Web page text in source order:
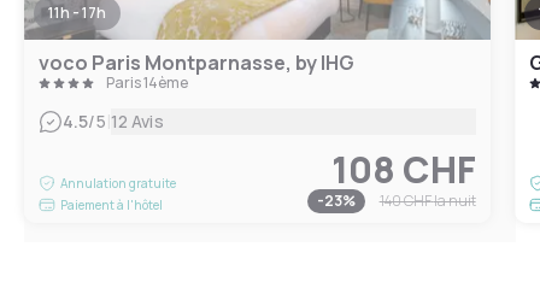
11h - 17h
voco Paris Montparnasse, by IHG
Paris 14ème
4.5/5|12 Avis
Annulation gratuite
Paiement à l'hôtel
108 CHF
-23% 140 CHFla nuit